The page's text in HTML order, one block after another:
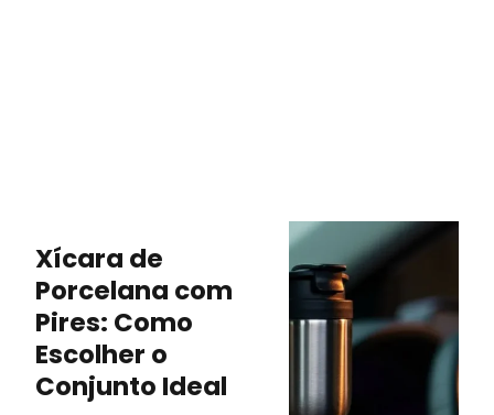
Xícara de
Porcelana com
Pires: Como
Escolher o
Conjunto Ideal